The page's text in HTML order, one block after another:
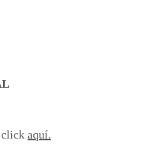
click aquí.